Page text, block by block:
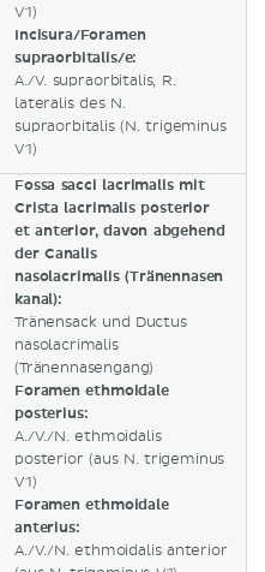
V1)
Incisura/Foramen
supraorbitalis/e:
A./V. supraorbitalis, R.
lateralis des N.
supraorbitalis (N. trigeminus
V1)
Fossa sacci lacrimalis mit
Crista lacrimalis posterior
et anterior, davon abgehend
der Canalis
nasolacrimalis (Tränennasen
kanal):
Tränensack und Ductus
nasolacrimalis
(Tränennasengang)
Foramen ethmoidale
posterius:
A./V./N. ethmoidalis
posterior (aus N. trigeminus
V1)
Foramen ethmoidale
anterius:
A./V./N. ethmoidalis anterior